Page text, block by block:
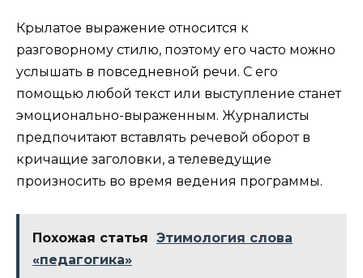
Крылатое выражение относится к
разговорному стилю, поэтому его часто можно
услышать в повседневной речи. С его
помощью любой текст или выступление станет
эмоционально-выраженным. Журналисты
предпочитают вставлять речевой оборот в
кричащие заголовки, а телеведущие
произносить во время ведения программы.
Похожая статья Этимология слова
«педагогика»